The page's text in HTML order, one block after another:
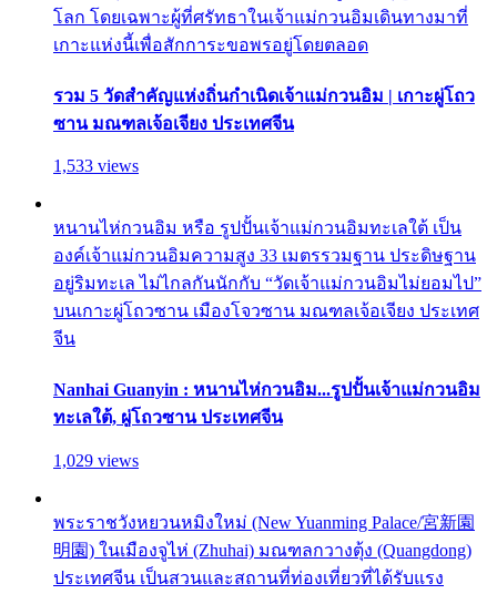
โลก โดยเฉพาะผู้ที่ศรัทธาในเจ้าแม่กวนอิมเดินทางมาที่
เกาะแห่งนี้เพื่อสักการะขอพรอยู่โดยตลอด
รวม 5 วัดสำคัญแห่งถิ่นกำเนิดเจ้าแม่กวนอิม | เกาะผู่โถว
ซาน มณฑลเจ้อเจียง ประเทศจีน
1,533 views
หนานไห่กวนอิม หรือ รูปปั้นเจ้าแม่กวนอิมทะเลใต้ เป็น
องค์เจ้าแม่กวนอิมความสูง 33 เมตรรวมฐาน ประดิษฐาน
อยู่ริมทะเล ไม่ไกลกันนักกับ “วัดเจ้าแม่กวนอิมไม่ยอมไป”
บนเกาะผู่โถวซาน เมืองโจวซาน มณฑลเจ้อเจียง ประเทศ
จีน
Nanhai Guanyin : หนานไห่กวนอิม...รูปปั้นเจ้าแม่กวนอิม
ทะเลใต้, ผู่โถวซาน ประเทศจีน
1,029 views
พระราชวังหยวนหมิงใหม่ (New Yuanming Palace/宮新園
明園) ในเมืองจูไห่ (Zhuhai) มณฑลกวางตุ้ง (Quangdong)
ประเทศจีน เป็นสวนและสถานที่ท่องเที่ยวที่ได้รับแรง